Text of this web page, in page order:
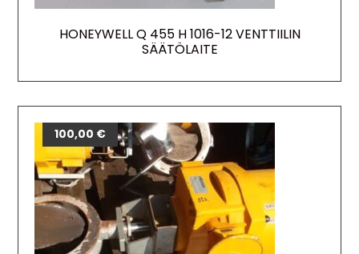
HONEYWELL Q 455 H 1016-12 VENTTIILIN
SÄÄTÖLAITE
100,00 €